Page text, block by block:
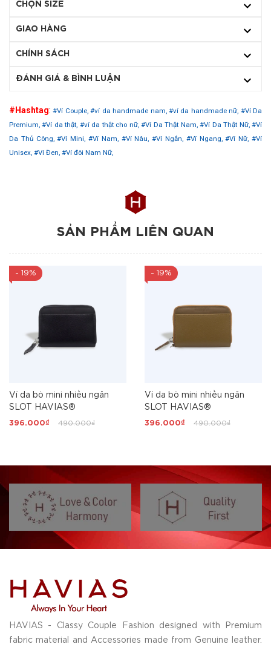
CHỌN SIZE
GIAO HÀNG
CHÍNH SÁCH
ĐÁNH GIÁ & BÌNH LUẬN
#Hashtag:#Ví Couple,#ví da handmade nam, #ví da handmade nữ, #Ví Da
Premium,#Ví da thật, #ví da thật cho nữ,#Ví Da Thật Nam,#Ví Da Thật Nữ,#Ví
Da Thủ Công,#Ví Mini,#Ví Nam, #Ví Nâu,#Ví Ngắn, #Ví Ngang,#Ví Nữ,#Ví
Unisex, #Ví Đen, #Ví đôi Nam Nữ,
SẢN PHẨM LIÊN QUAN
- 19%
Ví da bò mini nhiều ngăn
SLOT HAVIAS®
396.000₫ 490.000₫
- 19%
Ví da bò mini nhiều ngăn
SLOT HAVIAS®
396.000₫ 490.000₫
HAVIAS - Classy Couple Fashion designed with Premium
fabric material and Accessories made from Genuine leather.